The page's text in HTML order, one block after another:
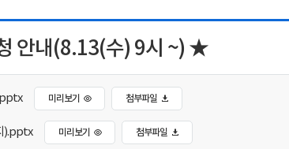
안내(8.13(수) 9시 ~) ★
미리보기 첨부파일
).pptx 미리보기 첨부파일